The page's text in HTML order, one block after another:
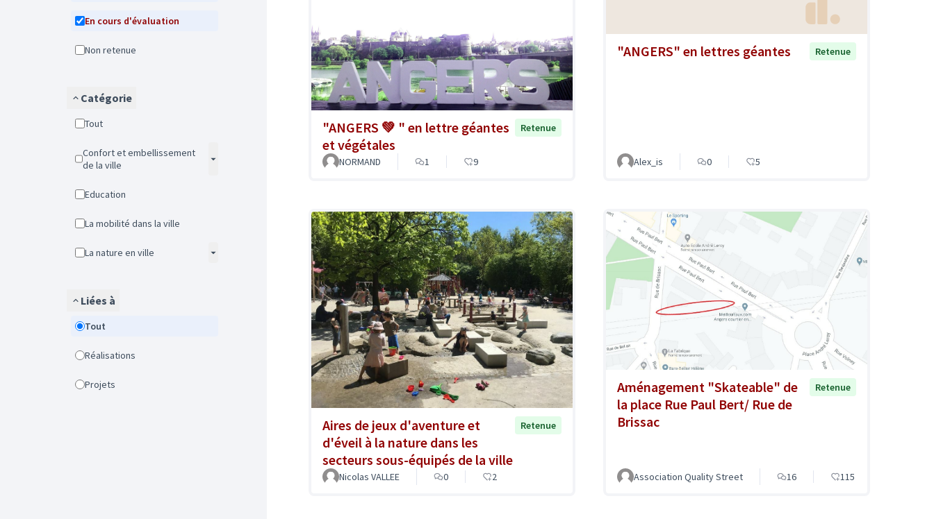
En cours d'évaluation
Non retenue
Catégorie
Tout
Confort et embellissement
de la ville
Education
La mobilité dans la ville
La nature en ville
Liées à
Tout
Réalisations
Projets
"ANGERS 💚 " en lettre géantes
et végétales
Retenue
NORMAND 1 9
"ANGERS" en lettres géantes Retenue
Alex_is 0 5
Aires de jeux d'aventure et
d'éveil à la nature dans les
secteurs sous-équipés de la ville
Retenue
Nicolas VALLEE 0 2
Aménagement "Skateable" de
la place Rue Paul Bert/ Rue de
Brissac
Retenue
Association Quality Street 16 115